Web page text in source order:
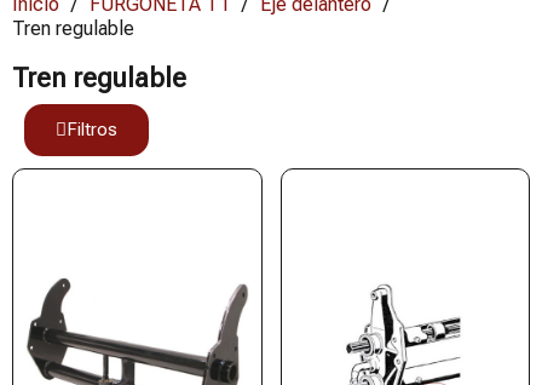
Inicio FURGONETA T1
Eje delantero
Tren regulable
Tren regulable
Filtros